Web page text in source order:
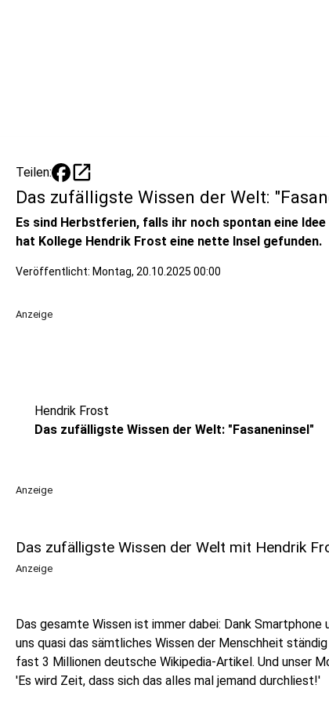
Teilen: open_in_new
Das zufälligste Wissen der Welt:
Es sind Herbstferien, falls ihr noch spontan eine
hat Kollege Hendrik Frost eine nette Insel gefunden.
Veröffentlicht: Montag, 20.10.2025 00:00
Anzeige
Hendrik Frost
Das zufälligste Wissen der Welt: "Fasaneninsel"
Anzeige
Das zufälligste Wissen der Welt mit Hendrik
Anzeige
Das gesamte Wissen ist immer dabei: Dank Smartphone
uns quasi das sämtliches Wissen der Menschheit
fast 3 Millionen deutsche Wikipedia-Artikel. Und unser
'Es wird Zeit, dass sich das alles mal jemand durchliest!'